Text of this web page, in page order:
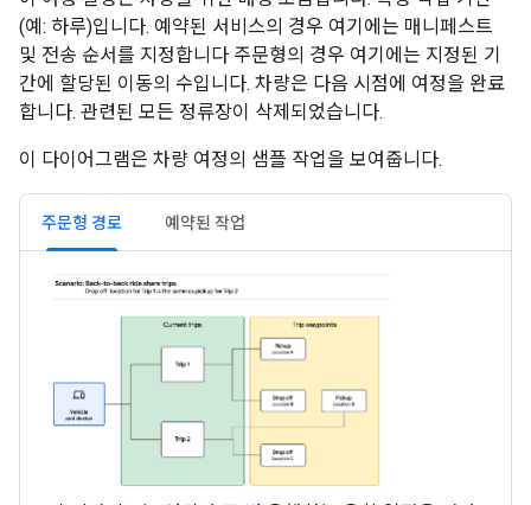
(예: 하루)입니다. 예약된 서비스의 경우 여기에는 매니페스트
및 전송 순서를 지정합니다 주문형의 경우 여기에는 지정된 기
간에 할당된 이동의 수입니다. 차량은 다음 시점에 여정을 완료
합니다. 관련된 모든 정류장이 삭제되었습니다.
이 다이어그램은 차량 여정의 샘플 작업을 보여줍니다.
주문형 경로 예약된 작업